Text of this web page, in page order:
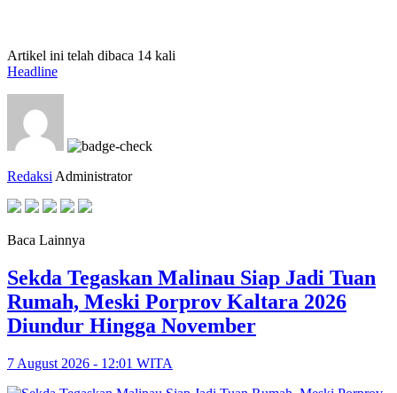
Artikel ini telah dibaca 14 kali
Headline
Redaksi Administrator
Baca Lainnya
Sekda Tegaskan Malinau Siap Jadi Tuan
Rumah, Meski Porprov Kaltara 2026
Diundur Hingga November
7 August 2026 - 12:01 WITA